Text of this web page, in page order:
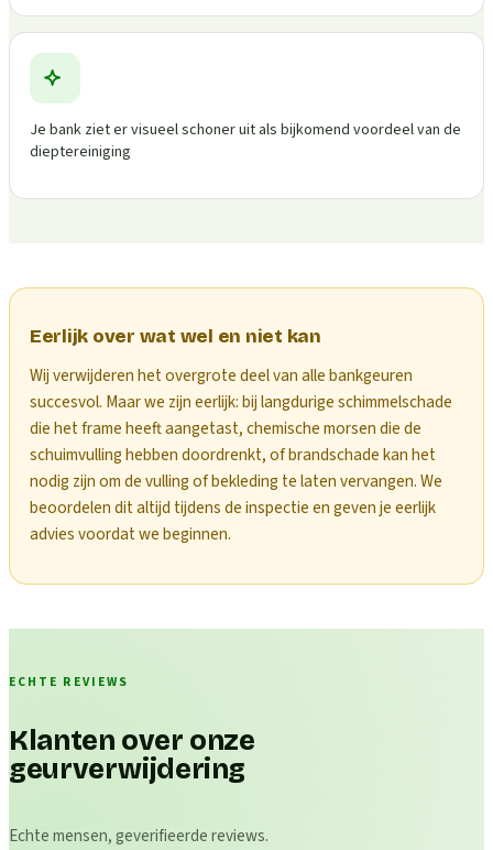
Je bank ziet er visueel schoner uit als bijkomend voordeel van de
dieptereiniging
Eerlijk over wat wel en niet kan
Wij verwijderen het overgrote deel van alle bankgeuren
succesvol. Maar we zijn eerlijk: bij langdurige schimmelschade
die het frame heeft aangetast, chemische morsen die de
schuimvulling hebben doordrenkt, of brandschade kan het
nodig zijn om de vulling of bekleding te laten vervangen. We
beoordelen dit altijd tijdens de inspectie en geven je eerlijk
advies voordat we beginnen.
ECHTE REVIEWS
Klanten over onze
geurverwijdering
Echte mensen, geverifieerde reviews.